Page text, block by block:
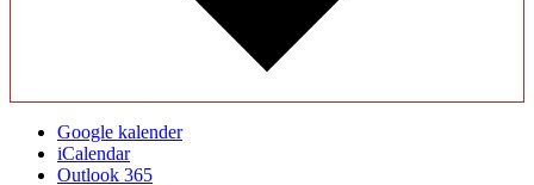
Google kalender
iCalendar
Outlook 365